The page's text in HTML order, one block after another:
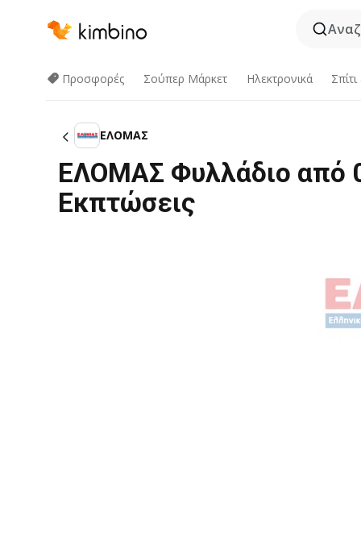
Προσφορές Σούπερ Μάρκετ Hλεκτρονικά
ΕΛΟΜΑΣ
ΕΛΟΜΑΣ Φυλλάδιο από
Εκπτώσεις